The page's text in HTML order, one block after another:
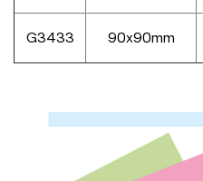
G3433 90x90mm